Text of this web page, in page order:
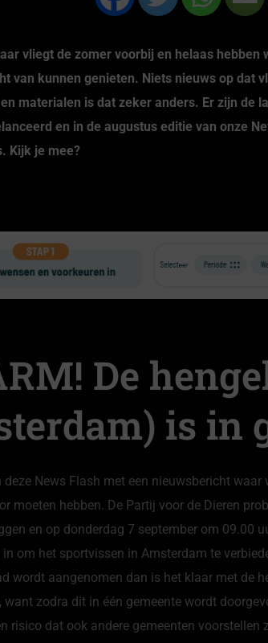
vliegt de zomer voorbij en helaas hebben
van kunnen genieten. Niets nieuws op dat
materialen is dat zeker anders. Er zijn de
en in de augustus editie van onze
Kijk je mee?
De
is in
deze News Flash met een nieuwsbericht
moeten hebben. De Partij voor de Dieren
en op donderdag 7 september om 09.00
om het sportvissen in Amsterdam te
wordt aangenomen dan is het klaar met de
want zodra dit in één gemeente wordt
risico dat ook andere gemeenten voorstellen